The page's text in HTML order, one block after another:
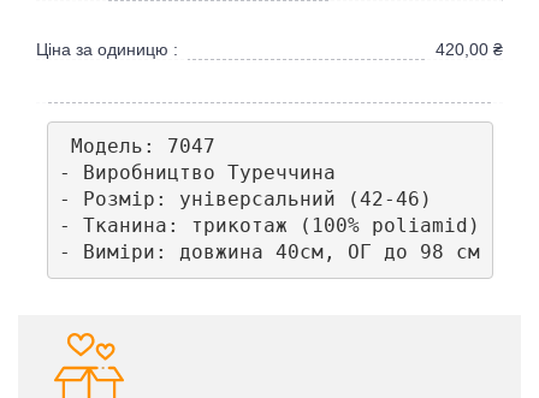
Ціна за одиницю : 420,00 ₴
Модель: 7047
- Виробництво Туреччина
- Розмір: універсальний (42-46)
- Тканина: трикотаж (100% poliamid)
- Виміри: довжина 40см, ОГ до 98 см